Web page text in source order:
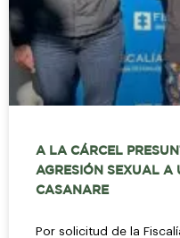
A LA CÁRCEL
AGRESIÓN SEXUAL A
CASANARE
Por solicitud de la